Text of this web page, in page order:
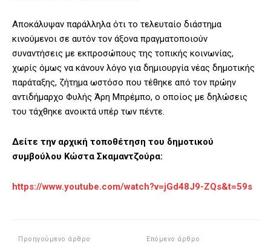
Αποκάλυψαν παράλληλα ότι το τελευταίο διάστημα
κινούμενοι σε αυτόν τον άξονα πραγματοποιούν
συναντήσεις με εκπροσώπους της τοπικής κοινωνίας,
χωρίς όμως να κάνουν λόγο για δημιουργία νέας δημοτικής
παράταξης, ζήτημα ωστόσο που τέθηκε από τον πρώην
αντιδήμαρχο Φυλής Άρη Μπρέμπο, ο οποίος με δηλώσεις
του τάχθηκε ανοικτά υπέρ των πέντε.
Δείτε την αρχική τοποθέτηση του δημoτικού
συμβούλου Κώστα Σκαμαντζούρα:
https://www.youtube.com/watch?v=jGd48J9-ZQs&t=59s
Προηγούμενο άρθρο Επόμενο άρθρο